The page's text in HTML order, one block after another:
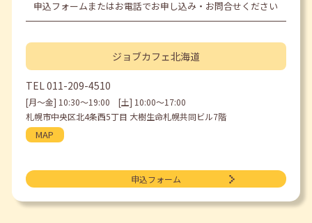
申込フォームまたはお電話でお申し込み・お問合せください
ジョブカフェ北海道
TEL011-209-4510
[月〜金] 10:30〜19:00 [土] 10:00〜17:00
札幌市中央区北4条西5丁目 大樹生命札幌共同ビル7階
MAP
申込フォーム